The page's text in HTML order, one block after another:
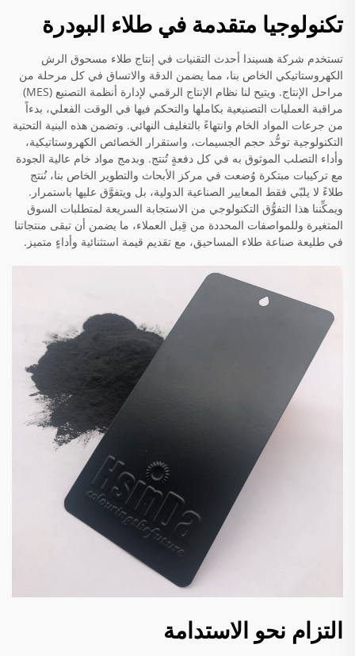
تكنولوجيا متقدمة في طلاء البودرة
تستخدم شركة هسيندا أحدث التقنيات في إنتاج طلاء مسحوق الرش
الكهروستاتيكي الخاص بنا، مما يضمن الدقة والاتساق في كل مرحلة من
مراحل الإنتاج. ويتيح لنا نظام الإنتاج الرقمي لإدارة أنظمة التصنيع (MES)
مراقبة العمليات التصنيعية بكاملها والتحكم فيها في الوقت الفعلي، بدءاً
من جرعات المواد الخام وانتهاءً بالتغليف النهائي. وتضمن هذه البنية التحتية
التكنولوجية توحُّد حجم الجسيمات، واستقرار الخصائص الكهروستاتيكية،
وأداء التصلب الموثوق به في كل دفعةٍ تُنتج. وبدمج مواد خام عالية الجودة
مع تركيبات مبتكرة وُضعت في مركز الأبحاث والتطوير الخاص بنا، نُنتج
طلاءً لا يلبّي فقط المعايير الصناعية الدولية، بل ويتفوَّق عليها باستمرار.
ويمكِّننا هذا التفوُّق التكنولوجي من الاستجابة السريعة لمتطلبات السوق
المتغيرة وللمواصفات المحددة من قِبل العملاء، ما يضمن أن تبقى منتجاتنا
في طليعة صناعة طلاء المساحيق، مع تقديم قيمة استثنائية وأداءٍ متميز.
التزام نحو الاستدامة